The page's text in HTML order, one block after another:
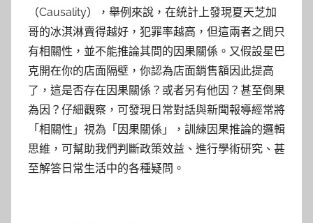
（Causality），舉例來說，在統計上發現夏天芝加
哥的冰淇淋賣得越好，犯罪率越高，但這兩者之間只
有相關性，並不能推論其間的因果關係。又假設星巴
克開在你的店面隔壁，你認為店面銷售額因此提高
了，這是否存在因果關係？或者另有他因？甚至倒果
為因？仔細觀察，可發現日常對話與新聞報導經常將
「相關性」視為「因果關係」，訓練因果推論的邏輯
思維，可幫助我們判斷政策效益、進行學術研究、甚
至解答日常生活中的各種疑問。